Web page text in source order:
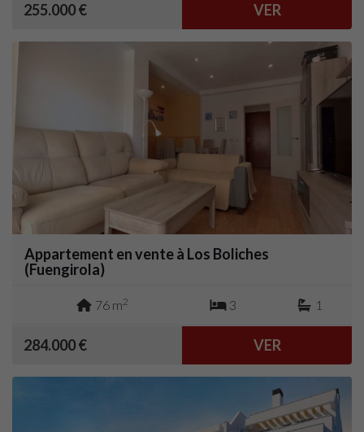
255.000 € VER
Appartement en vente à Los Boliches
(Fuengirola)
76 m2 3 1
284.000 € VER